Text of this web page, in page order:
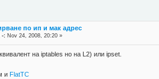
по ип и мак адрес
-: Nov 24, 2008, 20:20 »
на iptables но на L2) или ipset.
и FlatTC